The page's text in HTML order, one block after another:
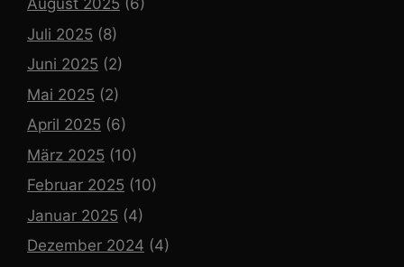
August 2025 (6)
Juli 2025 (8)
Juni 2025 (2)
Mai 2025 (2)
April 2025 (6)
März 2025 (10)
Februar 2025 (10)
Januar 2025 (4)
Dezember 2024 (4)